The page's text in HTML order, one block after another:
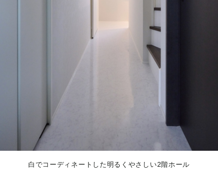
白でコーディネートした明るくやさしい2階ホール